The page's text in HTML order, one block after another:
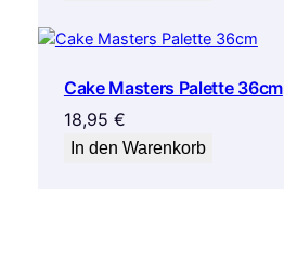
Cake Masters Palette 36cm
18,95 €
In den Warenkorb